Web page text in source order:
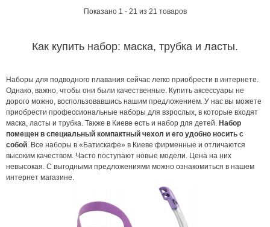
Показано 1 - 21 из 21 товаров
Как купить набор: маска, трубка и ласты.
Наборы для подводного плавания сейчас легко приобрести в интернете.
Однако, важно, чтобы они были качественные. Купить аксессуары не
дорого можно, воспользовавшись нашим предложением. У нас вы можете
приобрести профессиональные наборы для взрослых, в которые входят
маска, ласты и трубка. Также в Киеве есть и набор для детей. Набор
помещен в специальный компактный чехол и его удобно носить с
собой. Все наборы в «Батискафе» в Киеве фирменные и отличаются
высоким качеством. Часто поступают новые модели. Цена на них
невысокая. С выгодными предложениями можно ознакомиться в нашем
интернет магазине.